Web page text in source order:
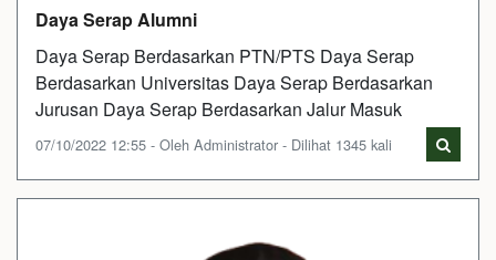
Daya Serap Alumni
Daya Serap Berdasarkan PTN/PTS Daya Serap
Berdasarkan Universitas Daya Serap Berdasarkan
Jurusan Daya Serap Berdasarkan Jalur Masuk
07/10/2022 12:55 - Oleh Administrator - Dilihat 1345 kali